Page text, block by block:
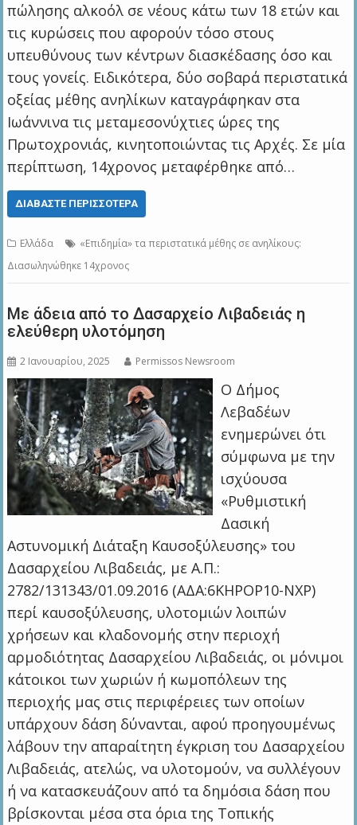
πώλησης αλκοόλ σε νέους κάτω των 18 ετών και
τις κυρώσεις που αφορούν τόσο στους
υπευθύνους των κέντρων διασκέδασης όσο και
τους γονείς. Ειδικότερα, δύο σοβαρά περιστατικά
οξείας μέθης ανηλίκων καταγράφηκαν στα
Ιωάννινα τις μεταμεσονύχτιες ώρες της
Πρωτοχρονιάς, κινητοποιώντας τις Αρχές. Σε μία
περίπτωση, 14χρονος μεταφέρθηκε από…
ΔΙΑΒΆΣΤΕ ΠΕΡΙΣΣΌΤΕΡΑ
Ελλάδα
«Επιδημία» τα περιστατικά μέθης σε ανηλίκους:
Διασωληνώθηκε 14χρονος
Με άδεια από το Δασαρχείο Λιβαδειάς η
ελεύθερη υλοτόμηση
2 Ιανουαρίου, 2025 Permissos Newsroom
Ο Δήμος
Λεβαδέων
ενημερώνει ότι
σύμφωνα με την
ισχύουσα
«Ρυθμιστική
Δασική
Αστυνομική Διάταξη Καυσοξύλευσης» του
Δασαρχείου Λιβαδειάς, με Α.Π.:
2782/131343/01.09.2016 (ΑΔΑ:6ΚΗΡΟΡ10-ΝΧΡ)
περί καυσοξύλευσης, υλοτομιών λοιπών
χρήσεων και κλαδονομής στην περιοχή
αρμοδιότητας Δασαρχείου Λιβαδειάς, οι μόνιμοι
κάτοικοι των χωριών ή κωμοπόλεων της
περιοχής μας στις περιφέρειες των οποίων
υπάρχουν δάση δύνανται, αφού προηγουμένως
λάβουν την απαραίτητη έγκριση του Δασαρχείου
Λιβαδειάς, ατελώς, να υλοτομούν, να συλλέγουν
ή να κατασκευάζουν από τα δημόσια δάση που
βρίσκονται μέσα στα όρια της Τοπικής